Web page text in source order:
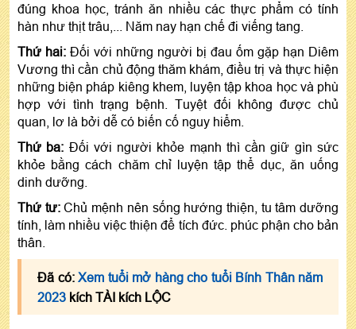
đúng khoa học, tránh ăn nhiều các thực phẩm có tính
hàn như thịt trâu,... Năm nay hạn chế đi viếng tang.
Thứ hai: Đối với những người bị đau ốm gặp hạn Diêm
Vương thì cần chủ động thăm khám, điều trị và thực hiện
những biện pháp kiêng khem, luyện tập khoa học và phù
hợp với tình trạng bệnh. Tuyệt đối không được chủ
quan, lơ là bởi dễ có biến cố nguy hiểm.
Thứ ba: Đối với người khỏe mạnh thì cần giữ gìn sức
khỏe bằng cách chăm chỉ luyện tập thể dục, ăn uống
dinh dưỡng.
Thứ tư:Chủ mệnh nên sống hướng thiện, tu tâm dưỡng
tính, làm nhiều việc thiện để tích đức. phúc phận cho bản
thân.
Đã có: Xem tuổi mở hàng cho tuổi Bính Thân năm
2023 kích TÀI kích LỘC